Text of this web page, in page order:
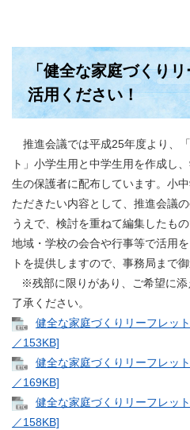
「健全な家庭づくり
活用ください！
推進会議では平成25年度より、
ト」小学生用と中学生用を作成し
生の保護者に配布しています。小
ただきたい内容として、推進会議
うえで、検討を重ねて編集したもの
地域・学校の会合や行事等で活用
トを提供しますので、事務局まで御
※残部に限りがあり、ご希望に添
了承ください。
健全な家庭づくりリーフレッ
／153KB]
健全な家庭づくりリーフレッ
／169KB]
健全な家庭づくりリーフレッ
／158KB]